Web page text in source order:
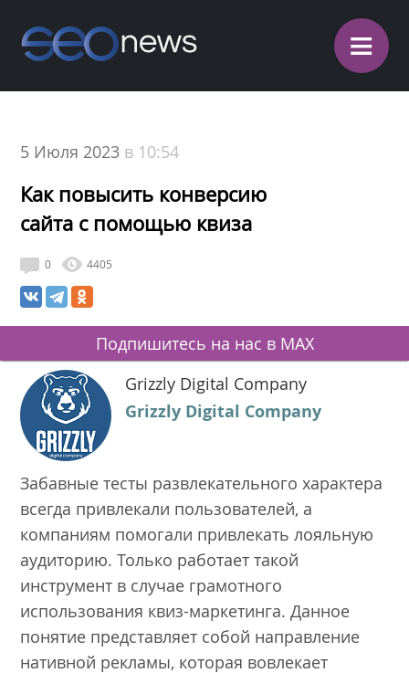
≡
5 Июля 2023 в 10:54
Как повысить конверсию
сайта с помощью квиза
0 4405
Подпишитесь на нас в MAX
Grizzly Digital Company
Grizzly Digital Company
Забавные тесты развлекательного характера
всегда привлекали пользователей, а
компаниям помогали привлекать лояльную
аудиторию. Только работает такой
инструмент в случае грамотного
использования квиз-маркетинга. Данное
понятие представляет собой направление
нативной рекламы, которая вовлекает